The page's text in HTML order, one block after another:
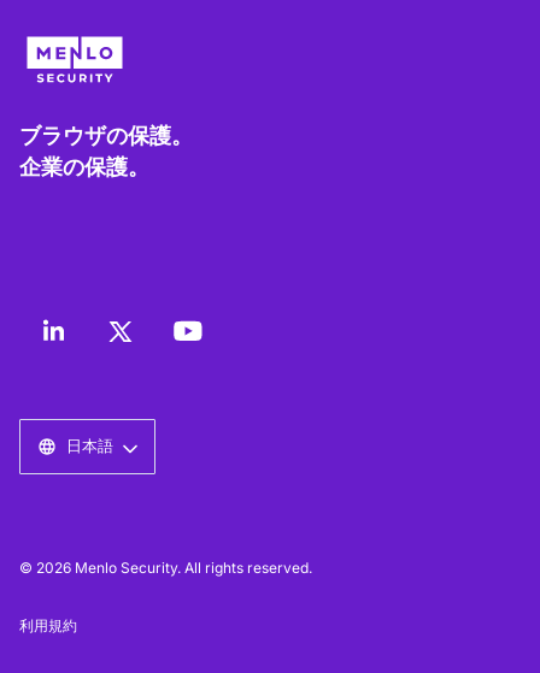
ブラウザの保護。
企業の保護。
日本語
© 2026 Menlo Security. All rights reserved.
利用規約